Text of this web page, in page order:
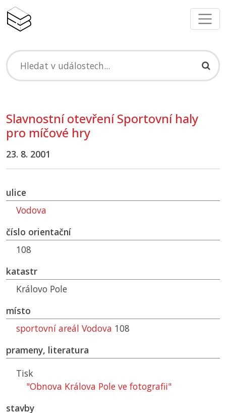
Slavnostní otevření Sportovní haly
pro míčové hry
23. 8. 2001
ulice
Vodova
číslo orientační
108
katastr
Královo Pole
místo
sportovní areál Vodova 108
prameny, literatura
Tisk
"Obnova Králova Pole ve fotografii"
stavby